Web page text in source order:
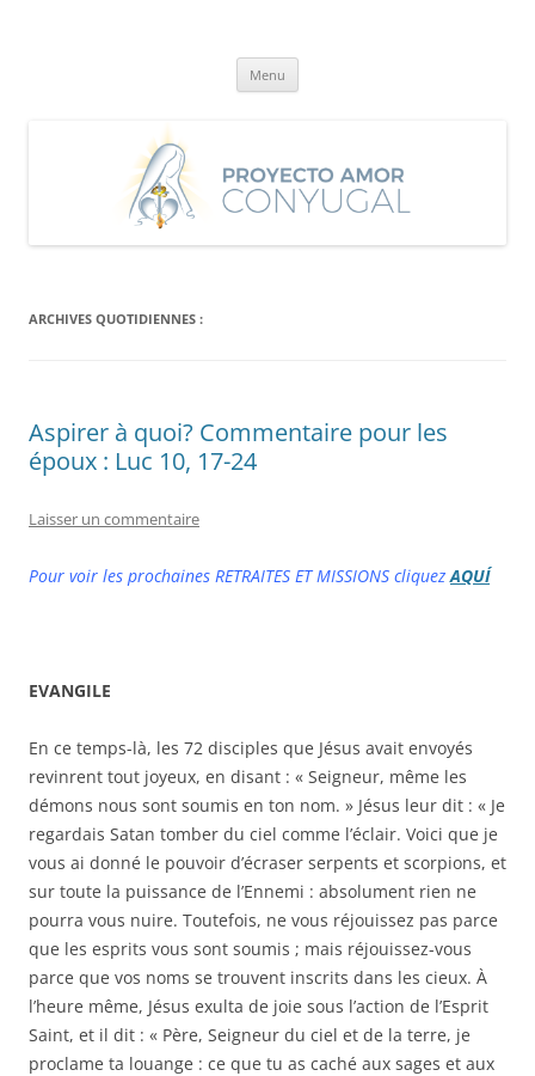
Menu
ARCHIVES QUOTIDIENNES :
Aspirer à quoi? Commentaire pour les
époux : Luc 10, 17-24
Laisser un commentaire
Pour voir les prochaines RETRAITES ET MISSIONS cliquezAQUÍ
EVANGILE
En ce temps-là, les 72 disciples que Jésus avait envoyés
revinrent tout joyeux, en disant : « Seigneur, même les
démons nous sont soumis en ton nom. » Jésus leur dit : « Je
regardais Satan tomber du ciel comme l’éclair. Voici que je
vous ai donné le pouvoir d’écraser serpents et scorpions, et
sur toute la puissance de l’Ennemi : absolument rien ne
pourra vous nuire. Toutefois, ne vous réjouissez pas parce
que les esprits vous sont soumis ; mais réjouissez-vous
parce que vos noms se trouvent inscrits dans les cieux. À
l’heure même, Jésus exulta de joie sous l’action de l’Esprit
Saint, et il dit : « Père, Seigneur du ciel et de la terre, je
proclame ta louange : ce que tu as caché aux sages et aux